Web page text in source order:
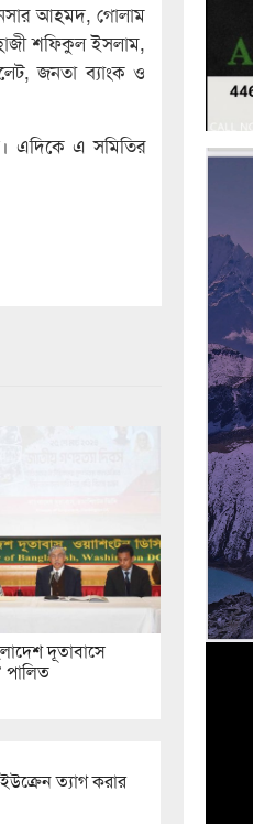
আহমদ, গোলাম
হাজী শফিকুল ইসলাম,
জনতা ব্যাংক ও
এদিকে এ সমিতির
দূতাবাসে
পালিত
ত্যাগ করার